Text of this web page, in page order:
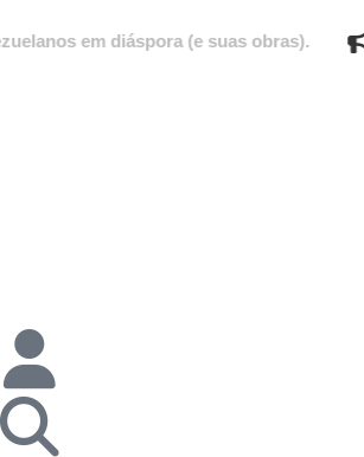
em diáspora (e suas obras).